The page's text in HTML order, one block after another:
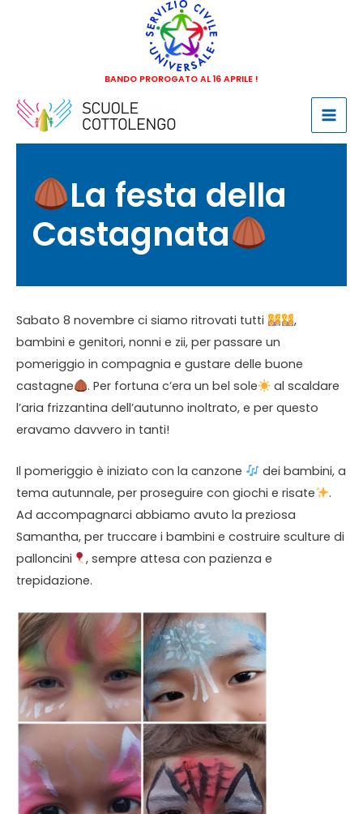
BANDO PROROGATO AL 16 APRILE !
​La festa della
Castagnata
Sabato 8 novembre ci siamo ritrovati tutti
,
bambini e genitori, nonni e zii, per passare un
pomeriggio in compagnia e gustare delle buone
castagne
​. Per fortuna c’era un bel sole​
​ al scaldare
l’aria frizzantina dell’autunno inoltrato, e per questo
eravamo davvero in tanti!
Il pomeriggio è iniziato con la canzone
​ dei bambini, a
tema autunnale, per proseguire con giochi e risate
​.
Ad accompagnarci abbiamo avuto la preziosa
Samantha, per truccare i bambini e costruire sculture di
palloncini
​, sempre attesa con pazienza e
trepidazione.